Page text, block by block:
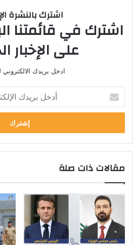
اشترك بالنشرة
اشترك في قائمتنا
على الإخبار
ادخل بريدك الالكتروني
خ
ب
ر
د
ا
ك
ت
مقالات ذات صلة